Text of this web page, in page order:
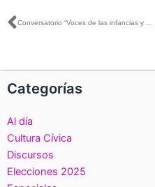
Ant
Categorías
Al día
Cultura Cívica
Discursos
Elecciones 2025